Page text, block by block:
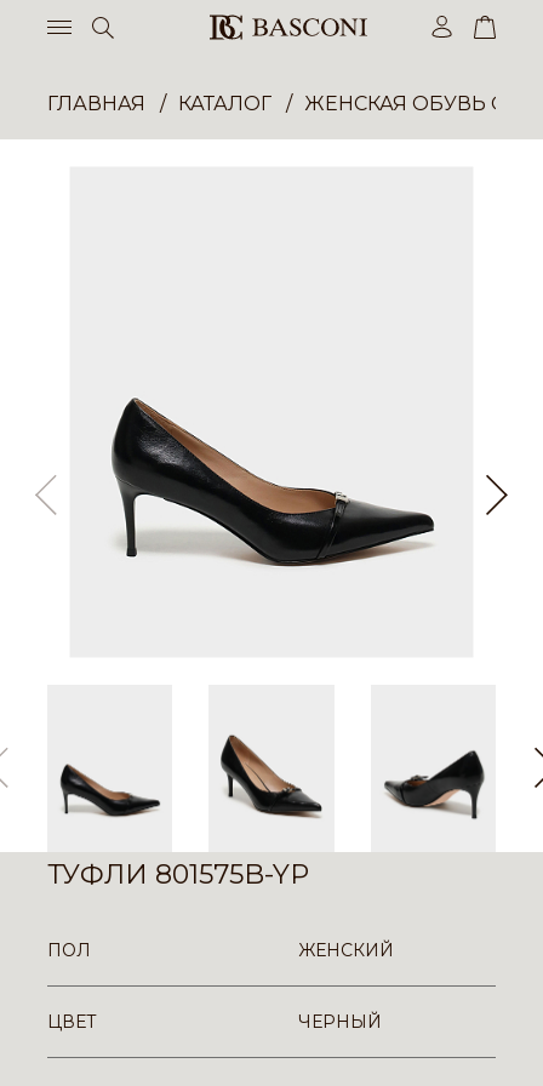
ГЛАВНАЯ КАТАЛОГ ЖЕНСКАЯ ОБУВЬ
ТУФЛИ 801575B-YP
ПОЛ ЖЕНСКИЙ
ЦВЕТ ЧЕРНЫЙ